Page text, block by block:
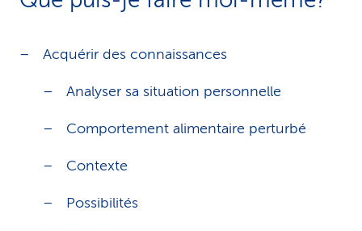
Acquérir des connaissances
Analyser sa situation personnelle
Comportement alimentaire perturbé
Contexte
Possibilités